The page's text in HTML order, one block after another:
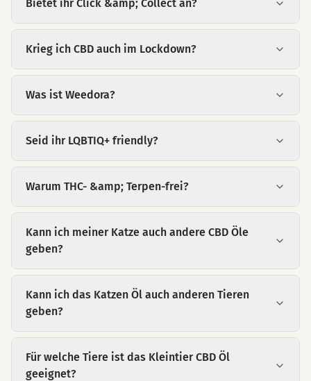
Bietet ihr Click &amp; Collect an?
Krieg ich CBD auch im Lockdown?
Was ist Weedora?
Seid ihr LQBTIQ+ friendly?
Warum THC- &amp; Terpen-frei?
Kann ich meiner Katze auch andere CBD Öle
geben?
Kann ich das Katzen Öl auch anderen Tieren
geben?
Für welche Tiere ist das Kleintier CBD Öl
geeignet?